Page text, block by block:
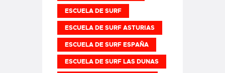
ESCUELA DE SURF
ESCUELA DE SURF ASTURIAS
ESCUELA DE SURF ESPAÑA
ESCUELA DE SURF LAS DUNAS